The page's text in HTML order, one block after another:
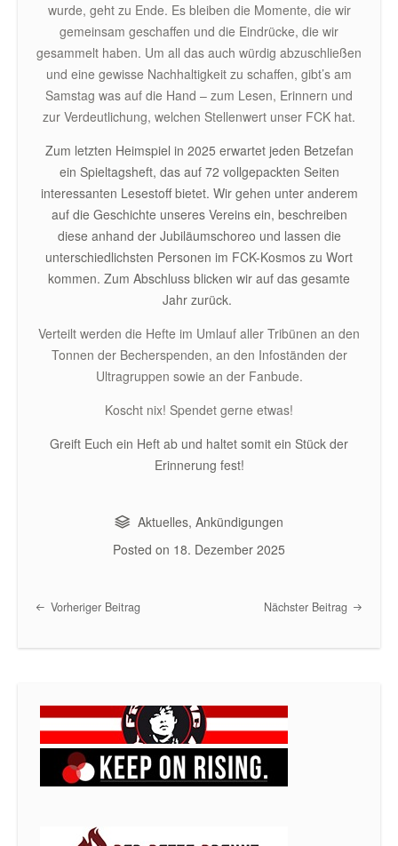
wurde, geht zu Ende. Es bleiben die Momente, die wir
gemeinsam geschaffen und die Eindrücke, die wir
gesammelt haben. Um all das auch würdig abzuschließen
und eine gewisse Nachhaltigkeit zu schaffen, gibt’s am
Samstag was auf die Hand – zum Lesen, Erinnern und
zur Verdeutlichung, welchen Stellenwert unser FCK hat.
Zum letzten Heimspiel in 2025 erwartet jeden Betzefan
ein Spieltagsheft, das auf 72 vollgepackten Seiten
interessanten Lesestoff bietet. Wir gehen unter anderem
auf die Geschichte unseres Vereins ein, beschreiben
diese anhand der Jubiläumschoreo und lassen die
unterschiedlichsten Personen im FCK-Kosmos zu Wort
kommen. Zum Abschluss blicken wir auf das gesamte
Jahr zurück.
Verteilt werden die Hefte im Umlauf aller Tribünen an den
Tonnen der Becherspenden, an den Infoständen der
Ultragruppen sowie an der Fanbude.
Koscht nix! Spendet gerne etwas!
Greift Euch ein Heft ab und haltet somit ein Stück der
Erinnerung fest!
Aktuelles,Ankündigungen
Posted on 18. Dezember 2025
Post navigation
Vorheriger Beitrag Nächster Beitrag